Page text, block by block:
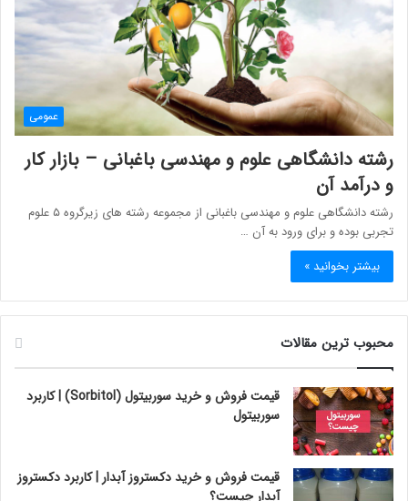
عمومی
رشته دانشگاهی علوم و مهندسی باغبانی – بازار کار
و درآمد آن
رشته دانشگاهی علوم و مهندسی باغبانی از مجموعه رشته های زیرگروه ۵ علوم
تجربی بوده و برای ورود به آن …
بیشتر بخوانید »
محبوب ترین مقالات
قیمت فروش و خرید سوربیتول (Sorbitol) | کاربرد
سوربیتول
قیمت فروش و خرید دکستروز آبدار | کاربرد دکستروز
آبدار چیست؟